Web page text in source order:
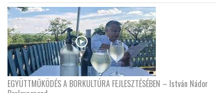
EGYÜTTMŰKÖDÉS A BORKULTÚRA FEJLESZTÉSÉBEN – István Nádor